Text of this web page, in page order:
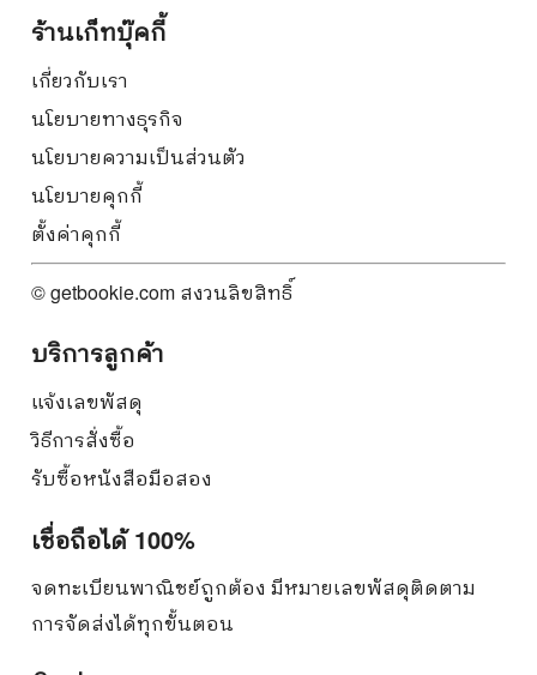
ร้านเก็ทบุ๊คกี้
เกี่ยวกับเรา
นโยบายทางธุรกิจ
นโยบายความเป็นส่วนตัว
นโยบายคุกกี้
ตั้งค่าคุกกี้
© getbookie.com สงวนลิขสิทธิ์
บริการลูกค้า
แจ้งเลขพัสดุ
วิธีการสั่งซื้อ
รับซื้อหนังสือมือสอง
เชื่อถือได้ 100%
จดทะเบียนพาณิชย์ถูกต้อง มีหมายเลขพัสดุติดตาม
การจัดส่งได้ทุกขั้นตอน